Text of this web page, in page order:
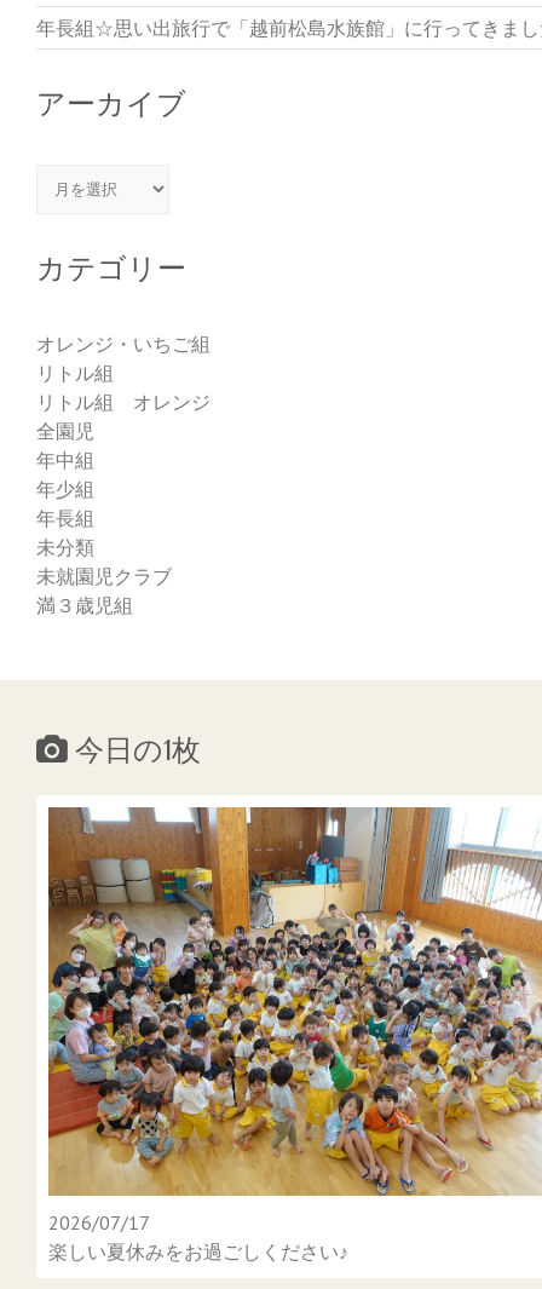
年長組☆思い出旅行で「越前松島水族館」に行ってきま
アーカイブ
アーカイブ
カテゴリー
オレンジ・いちご組
リトル組
リトル組 オレンジ
全園児
年中組
年少組
年長組
未分類
未就園児クラブ
満３歳児組
今日の1枚
2026/07/17
楽しい夏休みをお過ごしください♪